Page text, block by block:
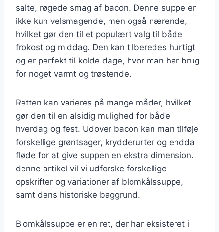
salte, røgede smag af bacon. Denne suppe er
ikke kun velsmagende, men også nærende,
hvilket gør den til et populært valg til både
frokost og middag. Den kan tilberedes hurtigt
og er perfekt til kolde dage, hvor man har brug
for noget varmt og trøstende.
Retten kan varieres på mange måder, hvilket
gør den til en alsidig mulighed for både
hverdag og fest. Udover bacon kan man tilføje
forskellige grøntsager, krydderurter og endda
fløde for at give suppen en ekstra dimension. I
denne artikel vil vi udforske forskellige
opskrifter og variationer af blomkålssuppe,
samt dens historiske baggrund.
Blomkålssuppe er en ret, der har eksisteret i